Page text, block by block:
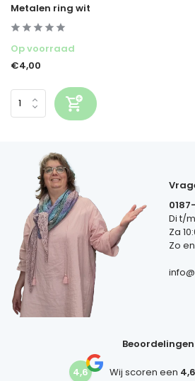
Metalen ring wit
Op voorraad
€4,00
Di t/
Za
Zo
Beoordelingen
4,6 Wij scoren een 4,6